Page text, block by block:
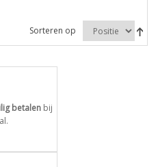
Sorteren op
betalen bij